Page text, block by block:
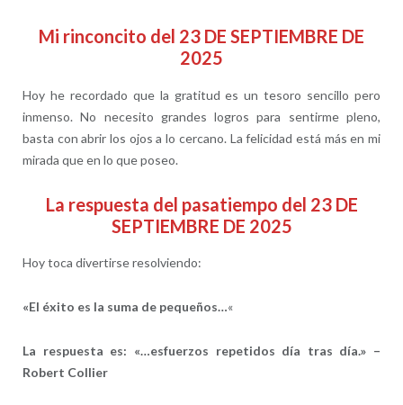
Mi rinconcito del 23 DE SEPTIEMBRE DE
2025
Hoy he recordado que la gratitud es un tesoro sencillo pero
inmenso. No necesito grandes logros para sentirme pleno,
basta con abrir los ojos a lo cercano. La felicidad está más en mi
mirada que en lo que poseo.
La respuesta del pasatiempo del 23 DE
SEPTIEMBRE DE 2025
Hoy toca divertirse resolviendo:
«El éxito es la suma de pequeños…«
La respuesta es: «…esfuerzos repetidos día tras día.» –
Robert Collier